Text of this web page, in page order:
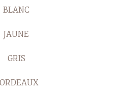
BLANC
JAUNE
GRIS